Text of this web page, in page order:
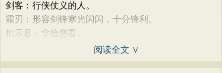
剑客：行侠仗义的人。
霜刃：形容剑锋寒光闪闪，十分锋利。
把示君：拿给您看。
阅读全文 ∨